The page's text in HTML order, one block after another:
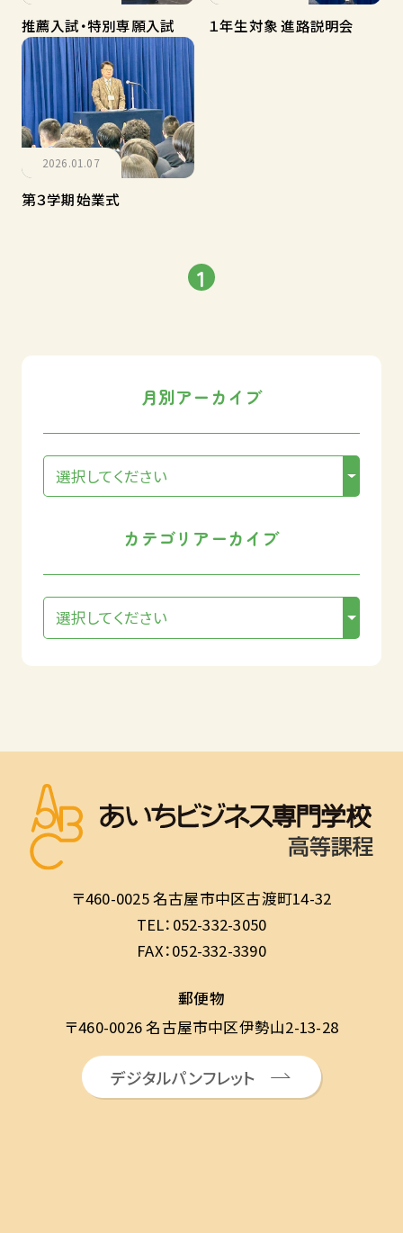
推薦入試・特別専願入試 １年生対象 進路説明会
2026.01.07
第３学期始業式
1
月別アーカイブ
カテゴリアーカイブ
〒460-0025 名古屋市中区古渡町14-32
TEL：052-332-3050
FAX：052-332-3390
郵便物
〒460-0026 名古屋市中区伊勢山2-13-28
デジタルパンフレット